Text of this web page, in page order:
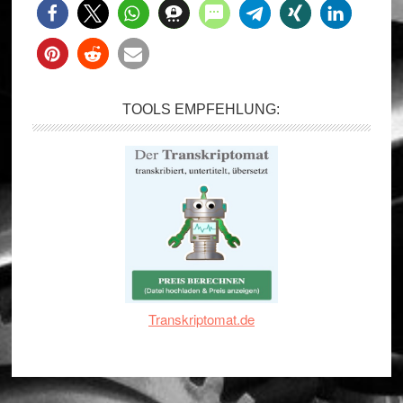
TOOLS EMPFEHLUNG:
Transkriptomat.de